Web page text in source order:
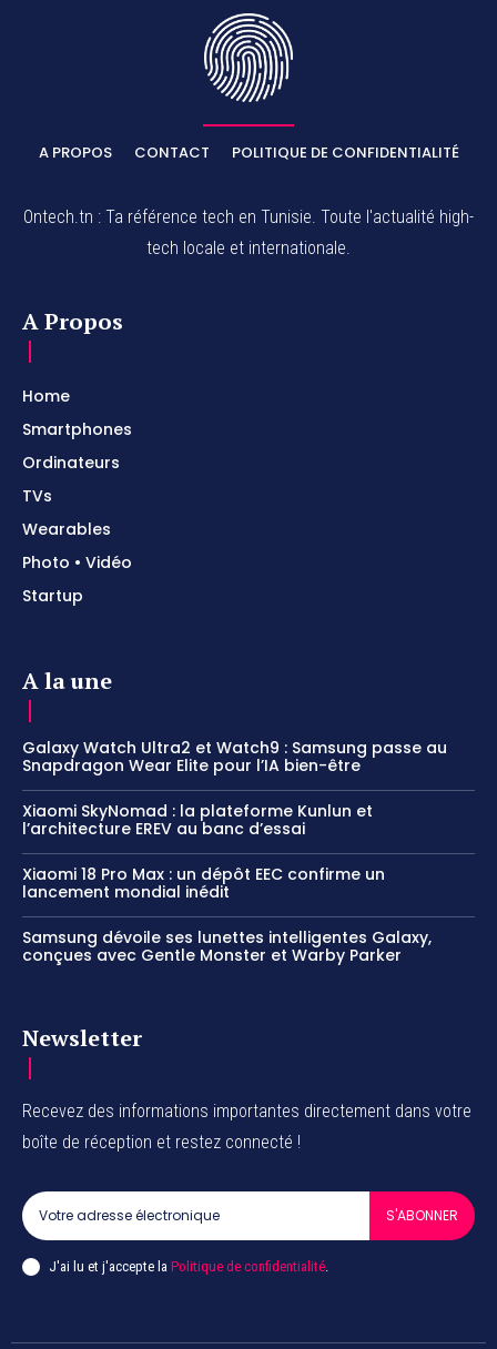
A PROPOS CONTACT POLITIQUE DE CONFIDENTIALITÉ
Ontech.tn : Ta référence tech en Tunisie. Toute l'actualité high-
tech locale et internationale.
A Propos
Home
Smartphones
Ordinateurs
TVs
Wearables
Photo • Vidéo
Startup
A la une
Galaxy Watch Ultra2 et Watch9 : Samsung passe au
Snapdragon Wear Elite pour l’IA bien-être
Xiaomi SkyNomad : la plateforme Kunlun et
l’architecture EREV au banc d’essai
Xiaomi 18 Pro Max : un dépôt EEC confirme un
lancement mondial inédit
Samsung dévoile ses lunettes intelligentes Galaxy,
conçues avec Gentle Monster et Warby Parker
Newsletter
Recevez des informations importantes directement dans votre
boîte de réception et restez connecté !
S'ABONNER
J'ai lu et j'accepte la Politique de confidentialité